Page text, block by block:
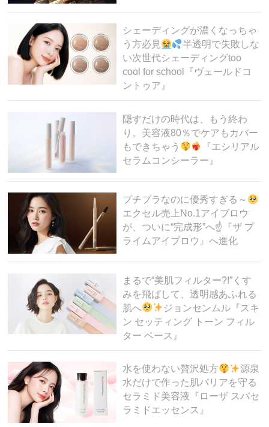
シェーディングが濃くなっちゃ
う方必見
半透明で失敗しな
い次世代シェーディングtoo
cool for school『ヴェールドコ
ントゥア』
隠すだけの時代は、もう終わ
り。美容液80％でケアもカバー
もできちゃう
『エシリアル
セラムコンシーラー』
プチプラなのに優秀すぎる～
エクセル売上No.1アイブロウ
が、ついに“完成形”へ☝
『ザ プ
ライムアイブロウ』へ進化
まるで“美肌フィルター?!”くす
みを飛ばして、透明感あふれる
肌へ
ジョンセンムル『スキ
ン セッティング トーン フィル
ター ベース』
水を使わない贅沢処方
源泉
水だけで作った肌バリアを守る
セラミド美容液『ローザ スパセ
ラミドエッセンス』